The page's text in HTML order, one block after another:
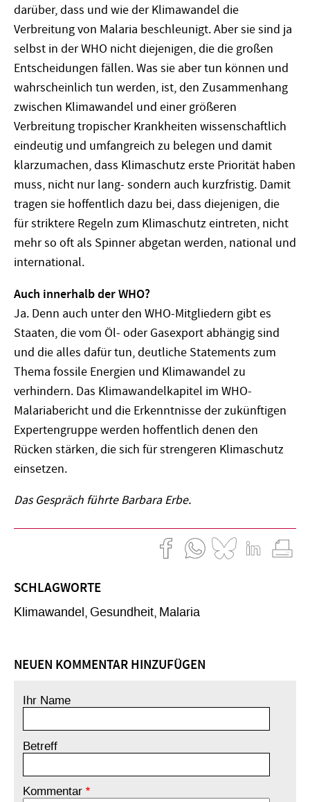
darüber, dass und wie der Klimawandel die
Verbreitung von Malaria beschleunigt. Aber sie sind ja
selbst in der WHO nicht diejenigen, die die großen
Entscheidungen fällen. Was sie aber tun können und
wahrscheinlich tun werden, ist, den Zusammenhang
zwischen Klimawandel und einer größeren
Verbreitung tropischer Krankheiten wissenschaftlich
eindeutig und umfangreich zu belegen und damit
klarzumachen, dass Klimaschutz erste Priorität haben
muss, nicht nur lang- sondern auch kurzfristig. Damit
tragen sie hoffentlich dazu bei, dass diejenigen, die
für striktere Regeln zum Klimaschutz eintreten, nicht
mehr so oft als Spinner abgetan werden, national und
international.
Auch innerhalb der WHO?
Ja. Denn auch unter den WHO-Mitgliedern gibt es
Staaten, die vom Öl- oder Gasexport abhängig sind
und die alles dafür tun, deutliche Statements zum
Thema fossile Energien und Klimawandel zu
verhindern. Das Klimawandelkapitel im WHO-
Malariabericht und die Erkenntnisse der zukünftigen
Expertengruppe werden hoffentlich denen den
Rücken stärken, die sich für strengeren Klimaschutz
einsetzen.
Das Gespräch führte Barbara Erbe.
SCHLAGWORTE
Klimawandel Gesundheit Malaria
NEUEN KOMMENTAR HINZUFÜGEN
Ihr Name
Betreff
Kommentar